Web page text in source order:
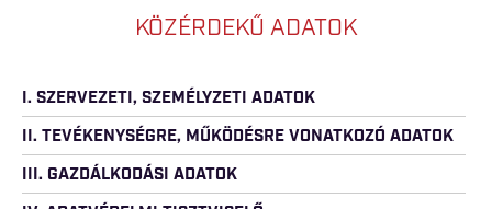
KÖZÉRDEKŰ ADATOK
I. SZERVEZETI, SZEMÉLYZETI ADATOK
II. TEVÉKENYSÉGRE, MŰKÖDÉSRE VONATKOZÓ ADATOK
III. GAZDÁLKODÁSI ADATOK